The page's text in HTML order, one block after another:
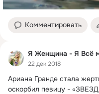
Комментировать
Я Женщина - Я Всё
22 дек 2018
Ариана Гранде стала
оскорбил певицу -